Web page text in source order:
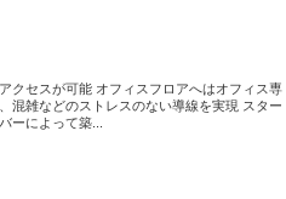
クセスが可能 オフィスフロアへはオフィス専
混雑などのストレスのない導線を実現 スター
ーによって築...